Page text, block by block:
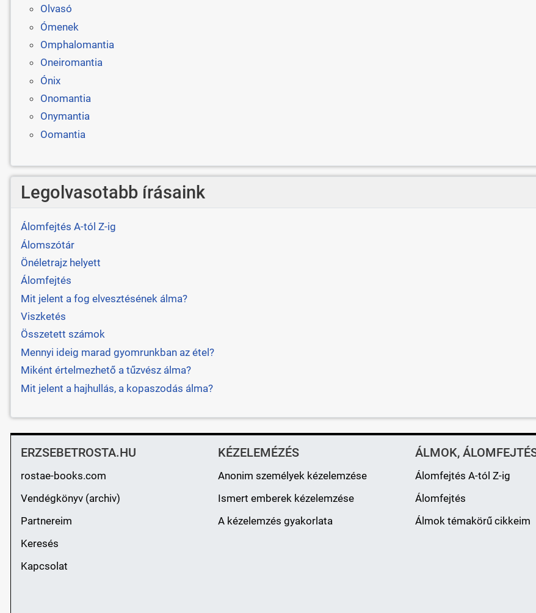
Olvasó
Ómenek
Omphalomantia
Oneiromantia
Ónix
Onomantia
Onymantia
Oomantia
Legolvasotabb írásaink
Álomfejtés A-tól Z-ig
Álomszótár
Önéletrajz helyett
Álomfejtés
Mit jelent a fog elvesztésének álma?
Viszketés
Összetett számok
Mennyi ideig marad gyomrunkban az étel?
Miként értelmezhető a tűzvész álma?
Mit jelent a hajhullás, a kopaszodás álma?
ERZSEBETROSTA.HU
rostae-books.com
Vendégkönyv (archiv)
Partnereim
Keresés
Kapcsolat
KÉZELEMÉZÉS
Anonim személyek kézelemzése
Ismert emberek kézelemzése
A kézelemzés gyakorlata
ÁLMOK,
Álomfejtés A-tól Z-ig
Álomfejtés
Álmok témakörű cikkeim